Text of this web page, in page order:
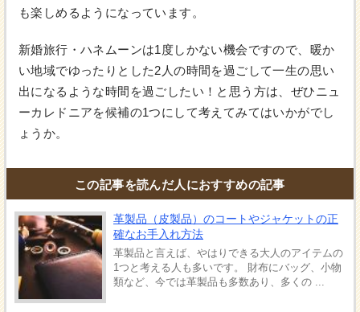
も楽しめるようになっています。
新婚旅行・ハネムーンは1度しかない機会ですので、暖か
い地域でゆったりとした2人の時間を過ごして一生の思い
出になるような時間を過ごしたい！と思う方は、ぜひニュ
ーカレドニアを候補の1つにして考えてみてはいかがでし
ょうか。
この記事を読んだ人におすすめの記事
革製品（皮製品）のコートやジャケットの正
確なお手入れ方法
革製品と言えば、やはりできる大人のアイテムの
1つと考える人も多いです。 財布にバッグ、小物
類など、今では革製品も多数あり、多くの ...